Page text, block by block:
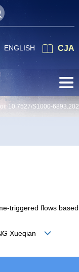
CJA
ENGLISH
10.7527/S1000-
triggered flows
Xueqian